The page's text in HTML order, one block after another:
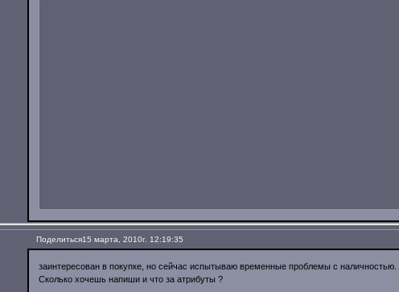
Поделиться15 марта, 2010г. 12:19:35
заинтересован в покупке, но сейчас испытываю временные проблемы с наличностью.
Сколько хочешь напиши и что за атрибуты ?